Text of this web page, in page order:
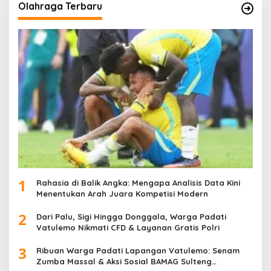
Olahraga Terbaru
1
Rahasia di Balik Angka: Mengapa Analisis Data Kini
Menentukan Arah Juara Kompetisi Modern
2
Dari Palu, Sigi Hingga Donggala, Warga Padati
Vatulemo Nikmati CFD & Layanan Gratis Polri
3
Ribuan Warga Padati Lapangan Vatulemo: Senam
Zumba Massal & Aksi Sosial BAMAG Sulteng